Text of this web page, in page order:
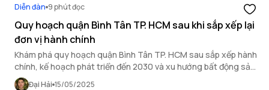
Diễn đàn 9 phút đọc
Quy hoạch quận Bình Tân TP. HCM sau khi sắp xếp lại
đơn vị hành chính
Khám phá quy hoạch quận Bình Tân TP. HCM sau sắp xếp hành
chính, kế hoạch phát triển đến 2030 và xu hướng bất động sản
2025. Cơ hội đầu tư hấp dẫn!
Đại Hải 15/05/2025